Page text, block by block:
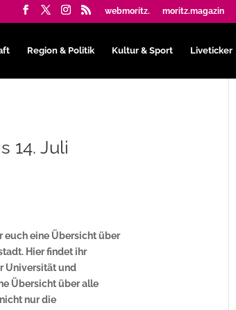
webmoritz. moritz.magazin
Region & Politik Kultur & Sport Liveticker
14. Juli
euch eine Übersicht über
Hier findet ihr
Universität und
Übersicht über alle
nur die